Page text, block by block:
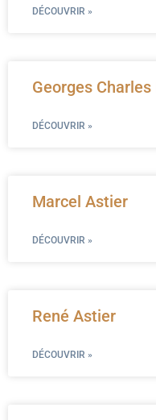
DÉCOUVRIR »
Georges
DÉCOUVRIR »
Marcel Astier
DÉCOUVRIR »
René Astier
DÉCOUVRIR »